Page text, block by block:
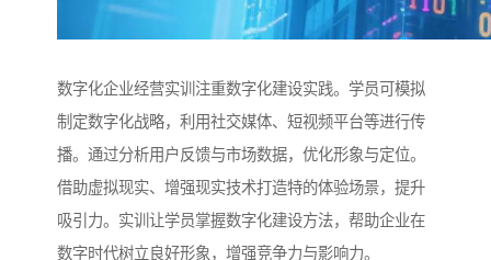
数字化企业经营实训注重数字化建设实践。学员可模拟
制定数字化战略，利用社交媒体、短视频平台等进行传
播。通过分析用户反馈与市场数据，优化形象与定位。
借助虚拟现实、增强现实技术打造特的体验场景，提升
吸引力。实训让学员掌握数字化建设方法，帮助企业在
数字时代树立良好形象，增强竞争力与影响力。​